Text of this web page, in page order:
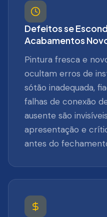
Defeitos se
Acabamentos
Pintura fresca e
ocultam erros de
sótão inadequada,
falhas de conexão
ausente são
apresentação e
antes do